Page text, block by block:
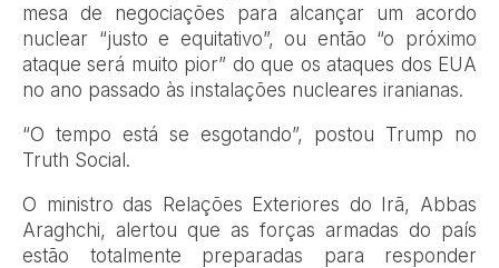
mesa de negociações para alcançar um acordo
nuclear “justo e equitativo”, ou então “o próximo
ataque será muito pior” do que os ataques dos EUA
no ano passado às instalações nucleares iranianas.
“O tempo está se esgotando”, postou Trump no
Truth Social.
O ministro das Relações Exteriores do Irã, Abbas
Araghchi, alertou que as forças armadas do país
estão totalmente preparadas para responder